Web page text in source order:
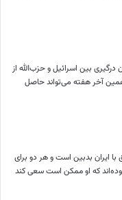
بین اسرائیل و حزب‌الله از
همین آخر هفته می‌تواند حاصل
با ایران بدبین است و هر دو برای
که او ممکن است سعی کند